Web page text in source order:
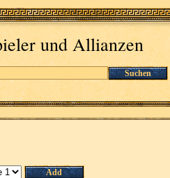
und Allianzen
Suchen
Add